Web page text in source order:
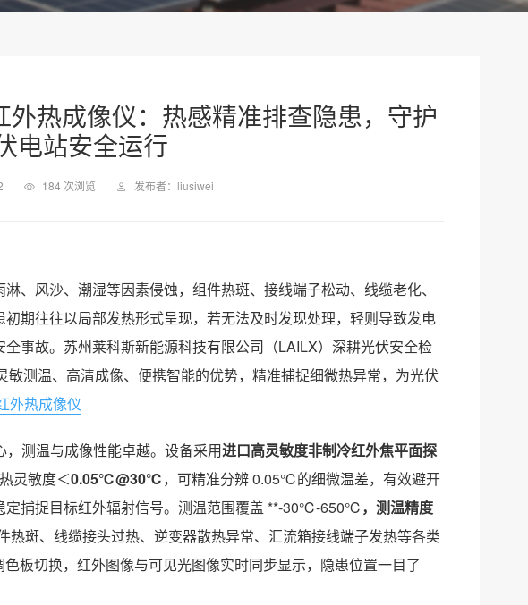
热成像仪：热感精准排查隐患，守护
电站安全运行
184 次浏览 发布者：liusiwei
、风沙、潮湿等因素侵蚀，组件热斑、接线端子松动、线缆老化、
期往往以局部发热形式呈现，若无法及时发现处理，轻则导致发电
事故。苏州莱科斯新能源科技有限公司（LAILX）深耕光伏安全检
敏测温、高清成像、便携智能的优势，精准捕捉细微热异常，为光伏
外热成像仪
测温与成像性能卓越。设备采用进口高灵敏度非制冷红外焦平面探
灵敏度＜0.05℃@30℃，可精准分辨 0.05℃的细微温差，有效避开
定捕捉目标红外辐射信号。测温范围覆盖 **-30℃-650℃，测温精度
斑、线缆接头过热、逆变器散热异常、汇流箱接线端子发热等各类
板切换，红外图像与可见光图像实时同步显示，隐患位置一目了